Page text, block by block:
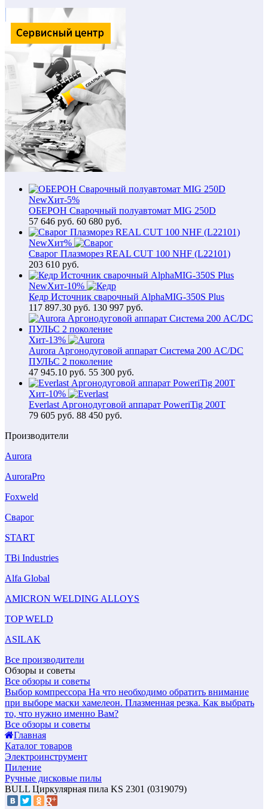
NewХит-5%
ОБЕРОН Сварочный полуавтомат MIG 250D
57 646 руб. 60 680 руб.
NewХит%
Сварог Плазморез REAL CUT 100 NHF (L22101)
203 610 руб.
NewХит-10%
Кедр Источник сварочный AlphaMIG-350S Plus
117 897.30 руб. 130 997 руб.
Хит-13%
Aurora Аргонодуговой аппарат Система 200 AC/DC
ПУЛЬС 2 поколение
47 945.10 руб. 55 300 руб.
Хит-10%
Everlast Аргонодуговой аппарат PoweriTig 200T
79 605 руб. 88 450 руб.
Производители
Aurora
AuroraPro
Foxweld
Сварог
START
TBi Industries
Alfa Global
AMICRON WELDING ALLOYS
TOP WELD
ASILAK
Все производители
Обзоры и советы
Все обзоры и советы
Выбор компрессора На что необходимо обратить внимание
при выборе маски хамелеон. Плазменная резка. Как выбрать
то, что нужно именно Вам?
Все обзоры и советы
Главная
Каталог товаров
Электроинструмент
Пиление
Ручные дисковые пилы
BULL Циркулярная пила KS 2301 (0319079)